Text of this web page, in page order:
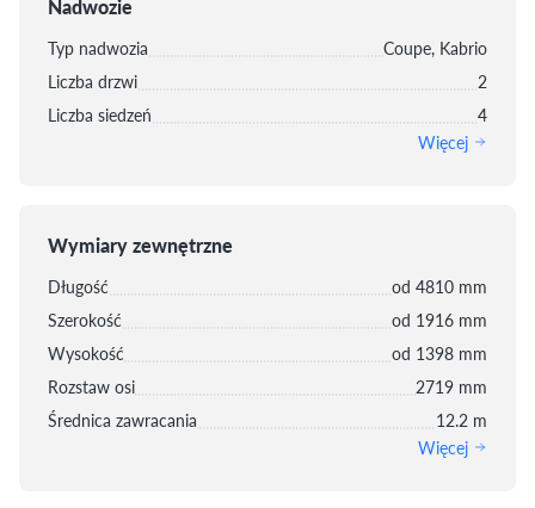
Nadwozie
Typ nadwozia
Coupe, Kabrio
Liczba drzwi
2
Liczba siedzeń
4
Więcej
Wymiary zewnętrzne
Długość
od 4810 mm
Szerokość
od 1916 mm
Wysokość
od 1398 mm
Rozstaw osi
2719 mm
Średnica zawracania
12.2 m
Więcej